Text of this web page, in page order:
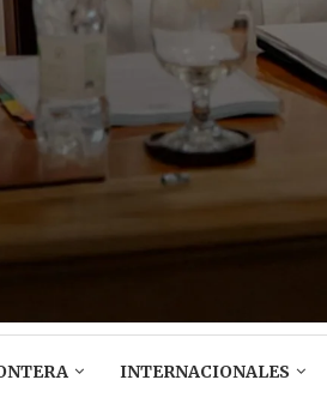
INTERNACIONALES